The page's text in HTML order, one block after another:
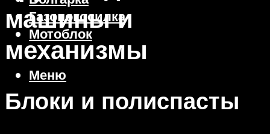
Газонокосилка
Мотоблок
Меню
машины и
механизмы
Блоки и полиспасты